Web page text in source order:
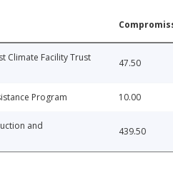
Climate Facility Trust
47.50
Program 10.00
and
439.50